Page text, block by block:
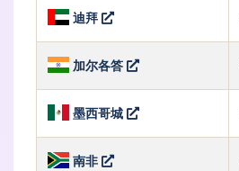
迪拜
加尔各答
墨西哥城
南非